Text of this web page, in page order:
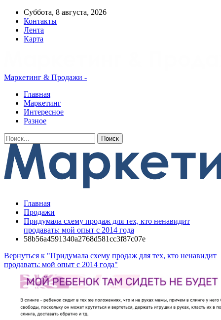
Суббота, 8 августа, 2026
Контакты
Лента
Карта
Маркетинг & Продажи -
Главная
Маркетинг
Интересное
Разное
Главная
Продажи
Придумала схему продаж для тех, кто ненавидит
продавать: мой опыт с 2014 года
58b56a4591340a2768d581cc3f87c07e
Вернуться к "Придумала схему продаж для тех, кто ненавидит
продавать: мой опыт с 2014 года"